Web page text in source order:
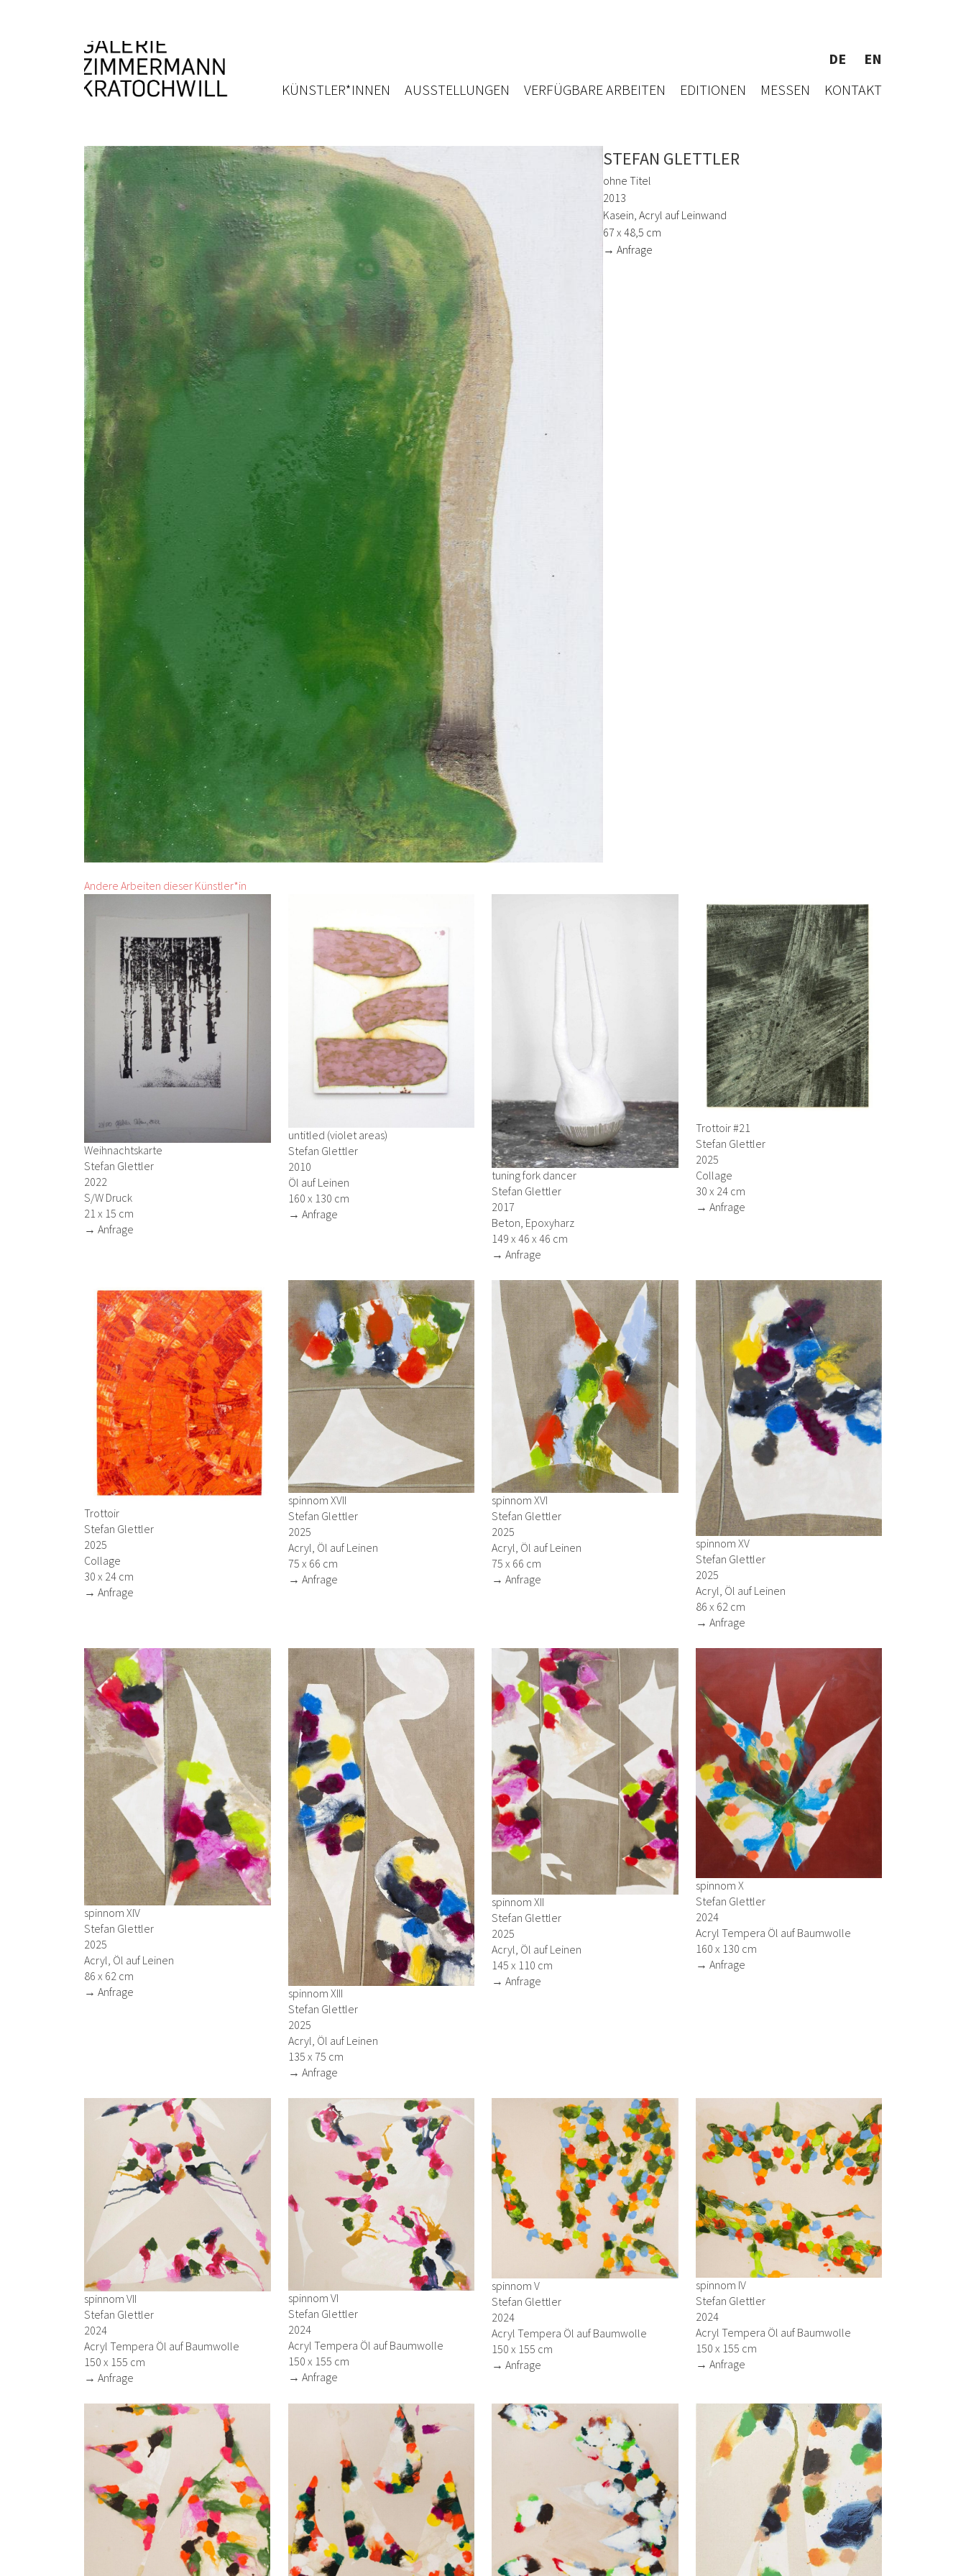
DE
EN
KÜNSTLER*INNEN
AUSSTELLUNGEN VERFÜGBARE ARBEITEN EDITIONEN MESSEN KONTAKT
STEFAN GLETTLER
ohne Titel
2013
Kasein, Acryl auf Leinwand
67 x 48,5 cm
→ Anfrage
Andere Arbeiten dieser Künstler*in
Weihnachtskarte
Stefan Glettler
2022
S/W Druck
21 x 15 cm
→ Anfrage
untitled (violet areas)
Stefan Glettler
2010
Öl auf Leinen
160 x 130 cm
→ Anfrage
tuning fork dancer
Stefan Glettler
2017
Beton, Epoxyharz
149 x 46 x 46 cm
→ Anfrage
Trottoir #21
Stefan Glettler
2025
Collage
30 x 24 cm
→ Anfrage
Trottoir
Stefan Glettler
2025
Collage
30 x 24 cm
→ Anfrage
spinnom XVII
Stefan Glettler
2025
Acryl, Öl auf Leinen
75 x 66 cm
→ Anfrage
spinnom XVI
Stefan Glettler
2025
Acryl, Öl auf Leinen
75 x 66 cm
→ Anfrage
spinnom XV
Stefan Glettler
2025
Acryl, Öl auf Leinen
86 x 62 cm
→ Anfrage
spinnom XIV
Stefan Glettler
2025
Acryl, Öl auf Leinen
86 x 62 cm
→ Anfrage
spinnom XIII
Stefan Glettler
2025
Acryl, Öl auf Leinen
135 x 75 cm
→ Anfrage
spinnom XII
Stefan Glettler
2025
Acryl, Öl auf Leinen
145 x 110 cm
→ Anfrage
spinnom X
Stefan Glettler
2024
Acryl Tempera Öl auf Baumwolle
160 x 130 cm
→ Anfrage
spinnom VII
Stefan Glettler
2024
Acryl Tempera Öl auf Baumwolle
150 x 155 cm
→ Anfrage
spinnom VI
Stefan Glettler
2024
Acryl Tempera Öl auf Baumwolle
150 x 155 cm
→ Anfrage
spinnom V
Stefan Glettler
2024
Acryl Tempera Öl auf Baumwolle
150 x 155 cm
→ Anfrage
spinnom IV
Stefan Glettler
2024
Acryl Tempera Öl auf Baumwolle
150 x 155 cm
→ Anfrage